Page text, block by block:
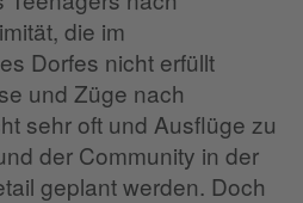
die im
Dorfes nicht erfüllt
und Züge nach
sehr oft und Ausflüge zu
der Community in der
geplant werden. Doch